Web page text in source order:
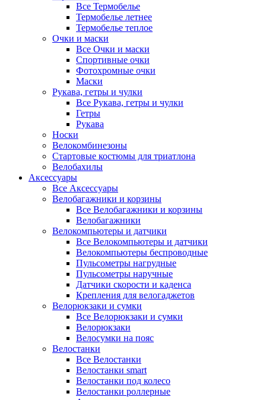
Все Термобелье
Термобелье летнее
Термобелье теплое
Очки и маски
Все Очки и маски
Спортивные очки
Фотохромные очки
Маски
Рукава, гетры и чулки
Все Рукава, гетры и чулки
Гетры
Рукава
Носки
Велокомбинезоны
Стартовые костюмы для триатлона
Велобахилы
Аксессуары
Все Аксессуары
Велобагажники и корзины
Все Велобагажники и корзины
Велобагажники
Велокомпьютеры и датчики
Все Велокомпьютеры и датчики
Велокомпьютеры беспроводные
Пульсометры нагрудные
Пульсометры наручные
Датчики скорости и каденса
Крепления для велогаджетов
Велорюкзаки и сумки
Все Велорюкзаки и сумки
Велорюкзаки
Велосумки на пояс
Велостанки
Все Велостанки
Велостанки smart
Велостанки под колесо
Велостанки роллерные